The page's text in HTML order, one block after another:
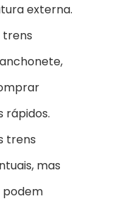
externa.
trens
rápidos.
trens
mas
podem